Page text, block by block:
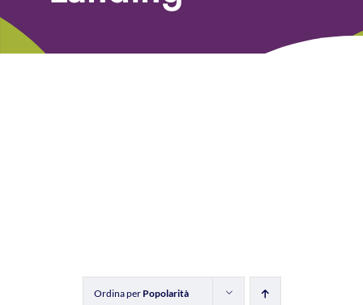
Fundraising Academy
Ordina per Popolarità